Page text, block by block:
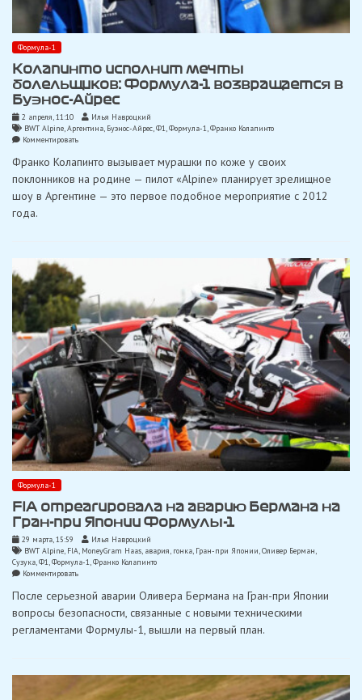
Формула-1
Колапинто исполнит мечты
болельщиков: Формула-1 возвращается в
Буэнос-Айрес
2 апреля, 11:10
Илья Навроцкий
BWT Alpine,Аргентина, Буэнос-Айрес,Ф1,Формула-1,Франко Колапинто
Комментироватьon
исполнит
болельщиков:
Формула-1
Франко Колапинто вызывает мурашки по коже у своих
поклонников на родине — пилот «Alpine» планирует зрелищное
шоу в Аргентине — это первое подобное мероприятие с 2012
года.
Формула-1
FIA отреагировала на аварию Бермана на
Гран-при Японии Формулы-1
29 марта, 15:59
Илья Навроцкий
BWT Alpine FIA MoneyGram Haas авария гонка Гран-при Японии Оливер Берман
Сузука Ф1 Формула-1 Франко Колапинто
Комментироватьon
отреагировала
аварию
Бермана
Японии
Формулы-1
После серьезной аварии Оливера Бермана на Гран-при Японии
вопросы безопасности, связанные с новыми техническими
регламентами Формулы-1, вышли на первый план.